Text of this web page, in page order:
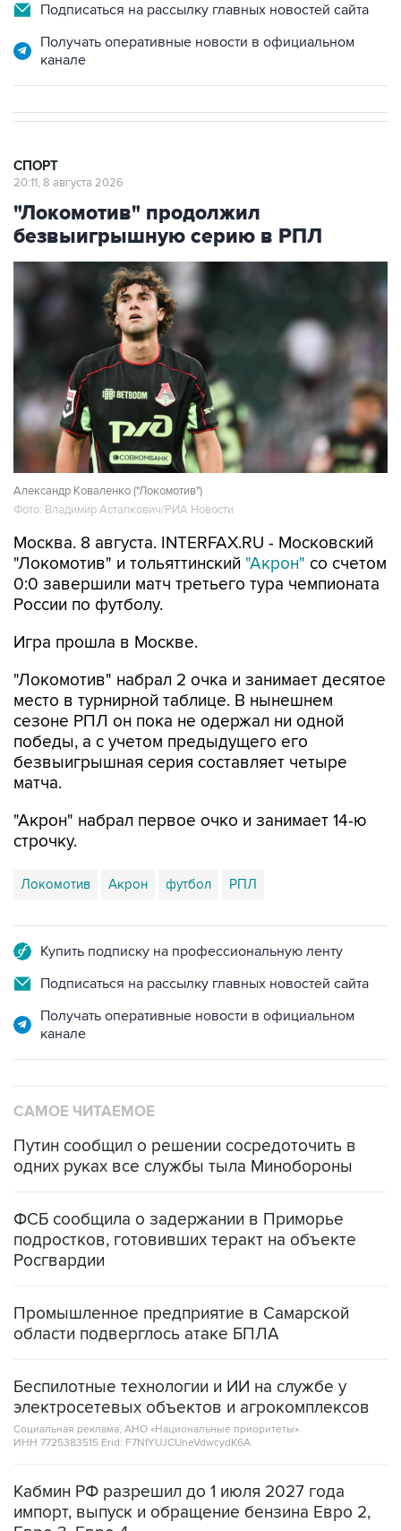
Подписаться на рассылку главных новостей сайта
Получать оперативные новости в официальном
канале
СПОРТ
20:11, 8 августа 2026
"Локомотив" продолжил
безвыигрышную серию в РПЛ
Александр Коваленко ("Локомотив")
Фото: Владимир Астапкович/РИА Новости
Москва. 8 августа. INTERFAX.RU - Московский
"Локомотив" и тольяттинский "Акрон" со счетом
0:0 завершили матч третьего тура чемпионата
России по футболу.
Игра прошла в Москве.
"Локомотив" набрал 2 очка и занимает десятое
место в турнирной таблице. В нынешнем
сезоне РПЛ он пока не одержал ни одной
победы, а с учетом предыдущего его
безвыигрышная серия составляет четыре
матча.
"Акрон" набрал первое очко и занимает 14-ю
строчку.
Локомотив Акрон футбол РПЛ
Купить подписку на профессиональную ленту
Подписаться на рассылку главных новостей сайта
Получать оперативные новости в официальном
канале
САМОЕ ЧИТАЕМОЕ
Путин сообщил о решении сосредоточить в
одних руках все службы тыла Минобороны
ФСБ сообщила о задержании в Приморье
подростков, готовивших теракт на объекте
Росгвардии
Промышленное предприятие в Самарской
области подверглось атаке БПЛА
Беспилотные технологии и ИИ на службе у
электросетевых объектов и агрокомплексов
Социальная реклама, АНО «Национальные приоритеты».
ИНН 7725383515 Erid: F7NfYUJCUneVdwcydK6A
Кабмин РФ разрешил до 1 июля 2027 года
импорт, выпуск и обращение бензина Евро 2,